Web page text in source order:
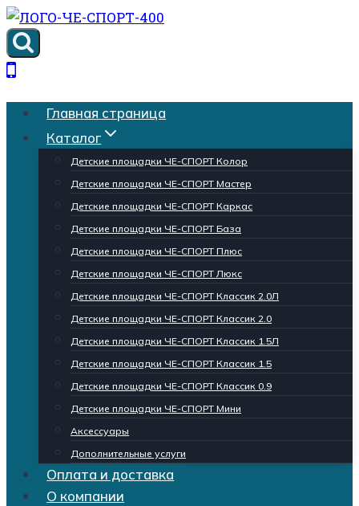
Перейти
к
содержимому
Главная страница
Каталог
Детские площадки ЧЕ-СПОРТ Колор
Детские площадки ЧЕ-СПОРТ Мастер
Детские площадки ЧЕ-СПОРТ Каркас
Детские площадки ЧЕ-СПОРТ База
Детские площадки ЧЕ-СПОРТ Плюс
Детские площадки ЧЕ-СПОРТ Люкс
Детские площадки ЧЕ-СПОРТ Классик 2.0Л
Детские площадки ЧЕ-СПОРТ Классик 2.0
Детские площадки ЧЕ-СПОРТ Классик 1.5Л
Детские площадки ЧЕ-СПОРТ Классик 1.5
Детские площадки ЧЕ-СПОРТ Классик 0.9
Детские площадки ЧЕ-СПОРТ Мини
Аксессуары
Дополнительные услуги
Оплата и доставка
О компании